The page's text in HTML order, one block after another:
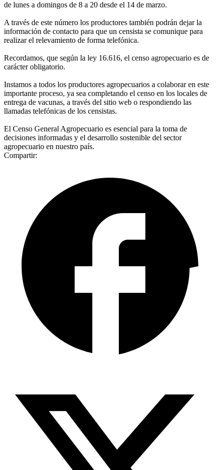
de lunes a domingos de 8 a 20 desde el 14 de marzo.
A través de este número los productores también podrán dejar la
información de contacto para que un censista se comunique para
realizar el relevamiento de forma telefónica.
Recordamos, que según la ley 16.616, el censo agropecuario es de
carácter obligatorio.
Instamos a todos los productores agropecuarios a colaborar en este
importante proceso, ya sea completando el censo en los locales de
entrega de vacunas, a través del sitio web o respondiendo las
llamadas telefónicas de los censistas.
El Censo General Agropecuario es esencial para la toma de
decisiones informadas y el desarrollo sostenible del sector
agropecuario en nuestro país.
Compartir: